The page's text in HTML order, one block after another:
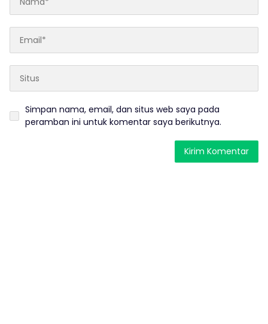
Simpan nama, email, dan situs web saya pada
peramban ini untuk komentar saya berikutnya.